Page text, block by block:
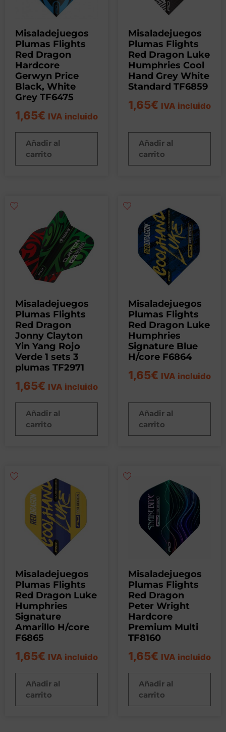
Misaladejuegos
Plumas Flights
Red Dragon
Hardcore
Gerwyn Price
Black, White
Grey TF6475
1,65€ IVA incluido
Añadir al
carrito
Misaladejuegos
Plumas Flights
Red Dragon Luke
Humphries Cool
Hand Grey White
Standard TF6859
1,65€ IVA incluido
Añadir al
carrito
Misaladejuegos
Plumas Flights
Red Dragon
Jonny Clayton
Yin Yang Rojo
Verde 1 sets 3
plumas TF2971
1,65€ IVA incluido
Añadir al
carrito
Misaladejuegos
Plumas Flights
Red Dragon Luke
Humphries
Signature Blue
H/core F6864
1,65€ IVA incluido
Añadir al
carrito
Misaladejuegos
Plumas Flights
Red Dragon Luke
Humphries
Signature
Amarillo H/core
F6865
1,65€ IVA incluido
Añadir al
carrito
Misaladejuegos
Plumas Flights
Red Dragon
Peter Wright
Hardcore
Premium Multi
TF8160
1,65€ IVA incluido
Añadir al
carrito